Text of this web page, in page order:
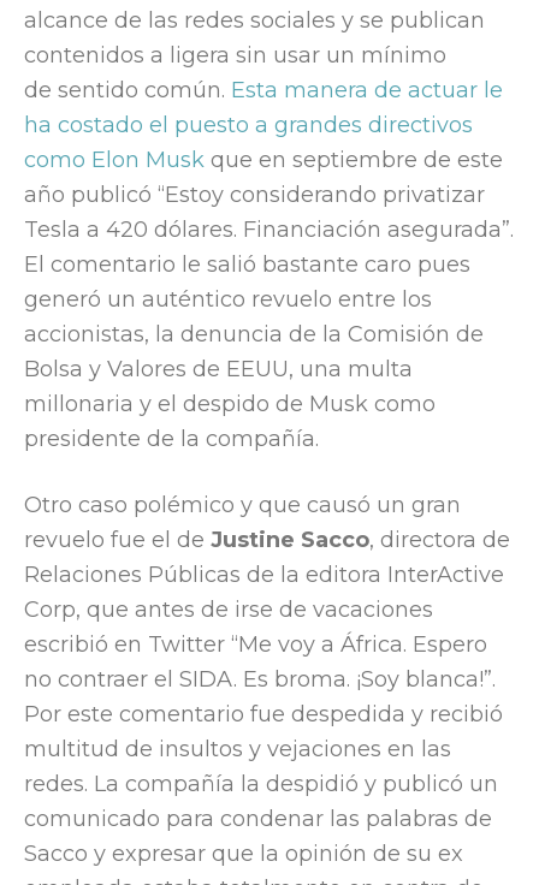
alcance de las redes sociales y se publican
contenidos a ligera sin usar un mínimo
de sentido común. Esta manera de actuar le
ha costado el puesto a grandes directivos
como Elon Musk que en septiembre de este
año publicó “Estoy considerando privatizar
Tesla a 420 dólares. Financiación asegurada”.
El comentario le salió bastante caro pues
generó un auténtico revuelo entre los
accionistas, la denuncia de la Comisión de
Bolsa y Valores de EEUU, una multa
millonaria y el despido de Musk como
presidente de la compañía.
Otro caso polémico y que causó un gran
revuelo fue el de Justine Sacco, directora de
Relaciones Públicas de la editora InterActive
Corp, que antes de irse de vacaciones
escribió en Twitter “Me voy a África. Espero
no contraer el SIDA. Es broma. ¡Soy blanca!”.
Por este comentario fue despedida y recibió
multitud de insultos y vejaciones en las
redes. La compañía la despidió y publicó un
comunicado para condenar las palabras de
Sacco y expresar que la opinión de su ex